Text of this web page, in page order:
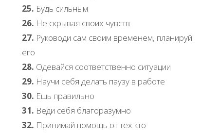
25. Будь сильным
26. Не скрывая своих чувств
27. Руководи сам своим временем, планируй
его
28. Одевайся соответственно ситуации
29. Научи себя делать паузу в работе
30. Ешь правильно
31. Веди себя благоразумно
32. Принимай помощь от тех кто